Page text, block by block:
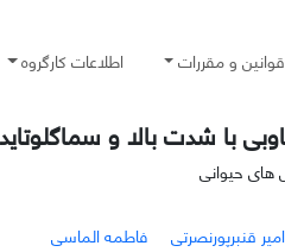
قوانین و مقررات اطلاعات کارگروه
با شدت بالا و
حیوانی
امیر قنبرپورنصرتی
فاطمه الماسی